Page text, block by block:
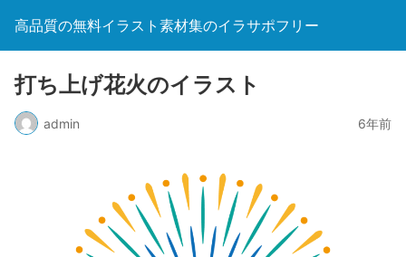
高品質の無料イラスト素材集のイラサポフリー
打ち上げ花火のイラスト
admin 6年前